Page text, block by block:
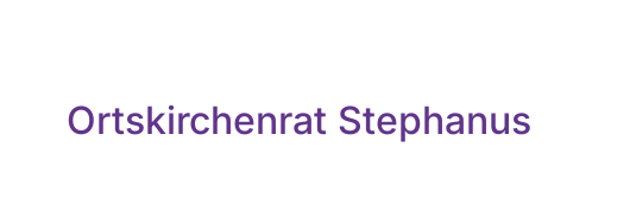
Ortskirchenrat Stephanus